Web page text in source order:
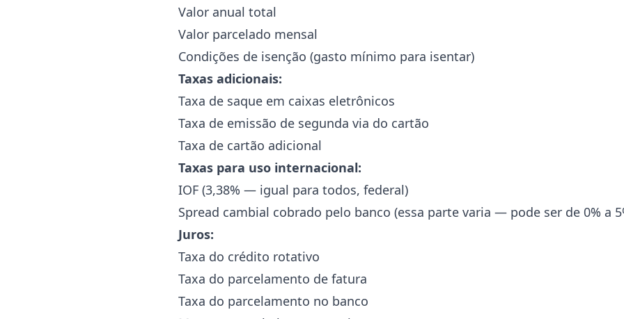
Valor anual total
Valor parcelado mensal
Condições de isenção (gasto mínimo para isentar)
Taxas adicionais:
Taxa de saque em caixas eletrônicos
Taxa de emissão de segunda via do cartão
Taxa de cartão adicional
Taxas para uso internacional:
IOF (3,38% — igual para todos, federal)
Spread cambial cobrado pelo banco (essa parte varia — pode ser de 0% a
Juros:
Taxa do crédito rotativo
Taxa do parcelamento de fatura
Taxa do parcelamento no banco